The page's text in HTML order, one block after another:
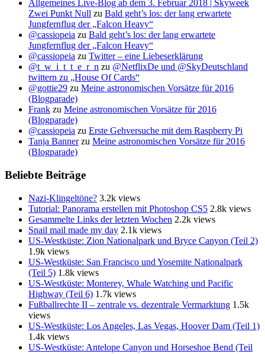
Allgemeines Live-Blog ab dem 3. Februar 2018 | Skyweek
Zwei Punkt Null zu Bald geht’s los: der lang erwartete
Jungfernflug der „Falcon Heavy“
@cassiopeia zu Bald geht’s los: der lang erwartete
Jungfernflug der „Falcon Heavy“
@cassiopeia zu Twitter – eine Liebeserklärung
@t_w_i_t_t_e_r_n zu @NetflixDe und @SkyDeutschland
twittern zu „House Of Cards“
@gottie29 zu Meine astronomischen Vorsätze für 2016
(Blogparade)
Frank zu Meine astronomischen Vorsätze für 2016
(Blogparade)
@cassiopeia zu Erste Gehversuche mit dem Raspberry Pi
Tanja Bannerzu Meine astronomischen Vorsätze für 2016
(Blogparade)
Beliebte Beiträge
Nazi-Klingeltöne? 3.2k views
Tutorial: Panorama erstellen mit Photoshop CS5 2.8k views
Gesammelte Links der letzten Wochen 2.2k views
Snail mail made my day 2.1k views
US-Westküste: Zion Nationalpark und Bryce Canyon (Teil 2)
1.9k views
US-Westküste: San Francisco und Yosemite Nationalpark
(Teil 5) 1.8k views
US-Westküste: Monterey, Whale Watching und Pacific
Highway (Teil 6) 1.7k views
Fußballrechte II – zentrale vs. dezentrale Vermarktung 1.5k
views
US-Westküste: Los Angeles, Las Vegas, Hoover Dam (Teil 1)
1.4k views
US-Westküste: Antelope Canyon und Horseshoe Bend (Teil